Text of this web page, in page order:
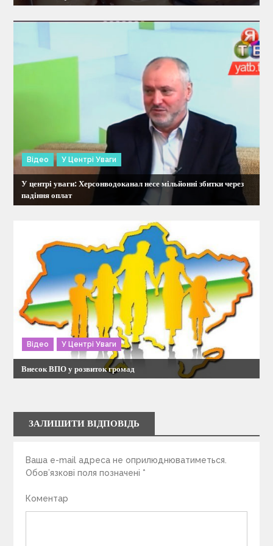
и
с
Відео У Центрі Уваги
У центрі уваги: Херсонводоканал несе мільйонні збитки через
падіння оплат
Відео У Центрі Уваги
Внесок ВПО у розвиток громад
ЗАЛИШИТИ ВІДПОВІДЬ
Ваша e-mail адреса не оприлюднюватиметься.
Обов’язкові поля позначені *
Коментар